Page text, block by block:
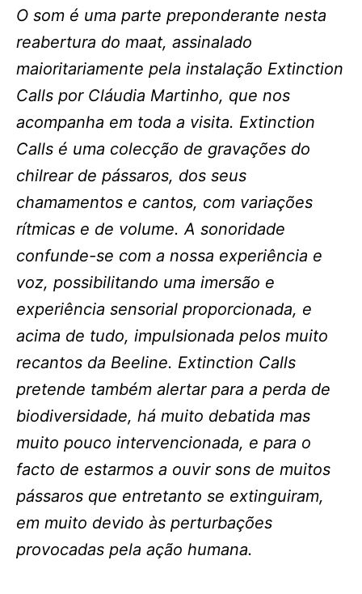
O som é uma parte preponderante nesta
reabertura do maat, assinalado
maioritariamente pela instalação Extinction
Calls por Cláudia Martinho, que nos
acompanha em toda a visita. Extinction
Calls é uma colecção de gravações do
chilrear de pássaros, dos seus
chamamentos e cantos, com variações
rítmicas e de volume. A sonoridade
confunde-se com a nossa experiência e
voz, possibilitando uma imersão e
experiência sensorial proporcionada, e
acima de tudo, impulsionada pelos muito
recantos da Beeline. Extinction Calls
pretende também alertar para a perda de
biodiversidade, há muito debatida mas
muito pouco intervencionada, e para o
facto de estarmos a ouvir sons de muitos
pássaros que entretanto se extinguiram,
em muito devido às perturbações
provocadas pela ação humana.